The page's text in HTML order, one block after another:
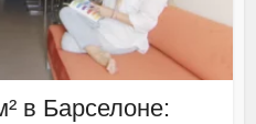
в Барселоне: